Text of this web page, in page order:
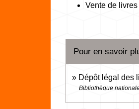
Vente de livres
Pour en savoir
Dépôt légal des
Bibliothèque